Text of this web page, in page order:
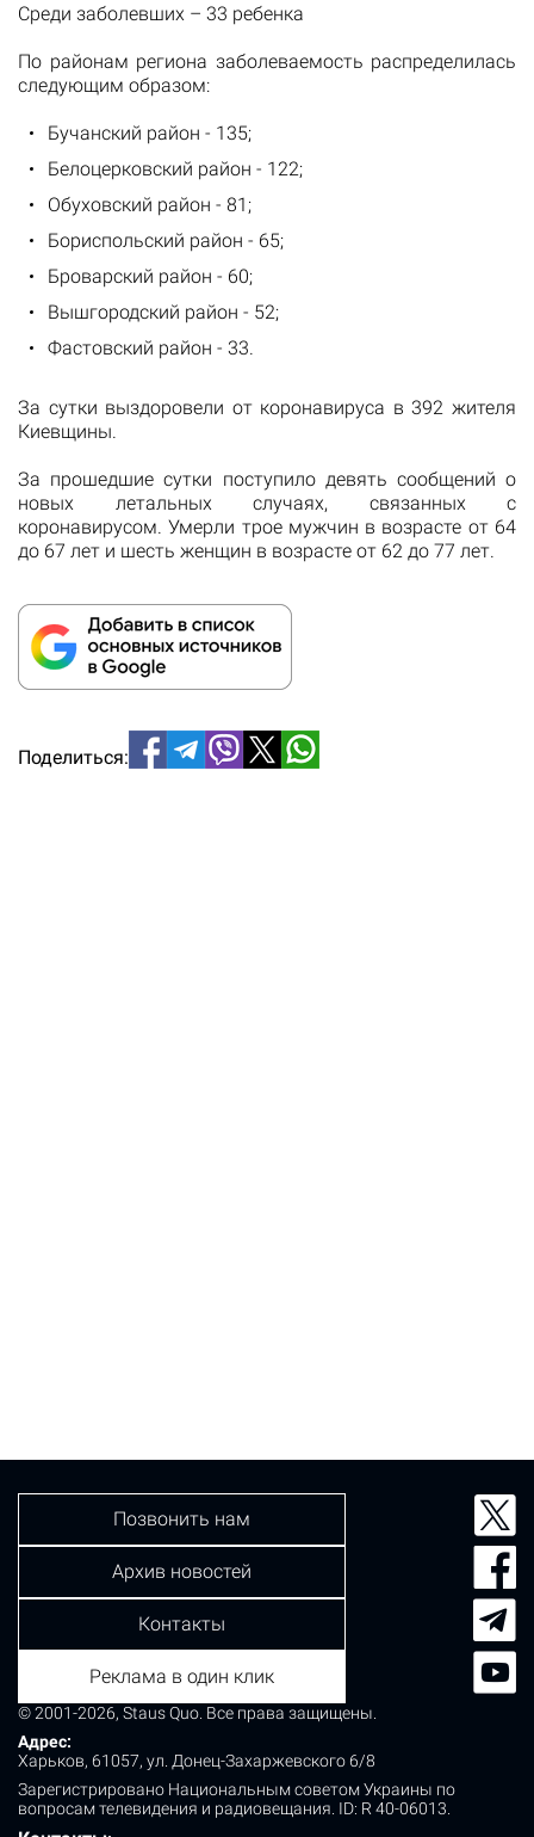
Среди заболевших – 33 ребенка
По районам региона заболеваемость распределилась
следующим образом:
Бучанский район - 135;
Белоцерковский район - 122;
Обуховский район - 81;
Бориспольский район - 65;
Броварский район - 60;
Вышгородский район - 52;
Фастовский район - 33.
За сутки выздоровели от коронавируса в 392 жителя
Киевщины.
За прошедшие сутки поступило девять сообщений о
новых летальных случаях, связанных с
коронавирусом. Умерли трое мужчин в возрасте от 64
до 67 лет и шесть женщин в возрасте от 62 до 77 лет.
Поделиться:
© 2001-2026, Staus Quo. Все права защищены.
Адрес:
Харьков, 61057, ул. Донец-Захаржевского 6/8
Зарегистрировано Национальным советом Украины по
вопросам телевидения и радиовещания. ID: R 40-06013.
Позвонить нам
Архив новостей
Контакты
Реклама в один клик